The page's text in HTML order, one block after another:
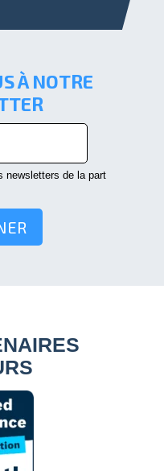
À NOTRE
newsletters de la part